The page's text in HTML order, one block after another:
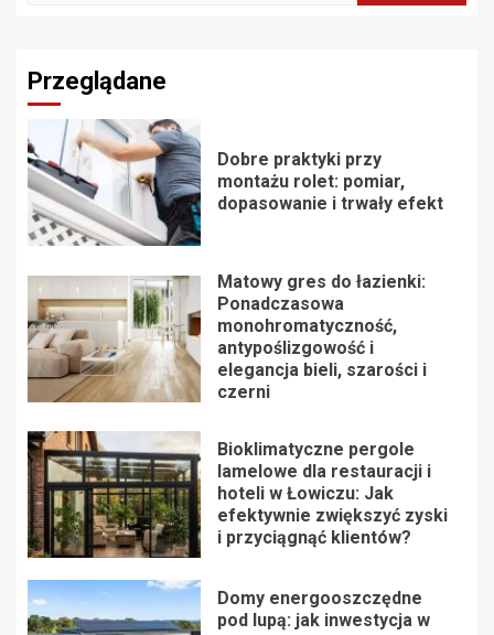
Przeglądane
Dobre praktyki przy
montażu rolet: pomiar,
dopasowanie i trwały efekt
Matowy gres do łazienki:
Ponadczasowa
monohromatyczność,
antypoślizgowość i
elegancja bieli, szarości i
czerni
Bioklimatyczne pergole
lamelowe dla restauracji i
hoteli w Łowiczu: Jak
efektywnie zwiększyć zyski
i przyciągnąć klientów?
Domy energooszczędne
pod lupą: jak inwestycja w